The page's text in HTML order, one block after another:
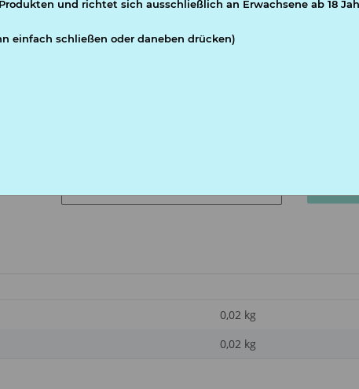
Lieferzeit: 1 - 3 Werktage(AT - Ausland abweichend)
0,02 kg
0,02 kg
und richtet sich ausschließlich an Erwachsene ab 18
einfach schließen oder daneben drücken)